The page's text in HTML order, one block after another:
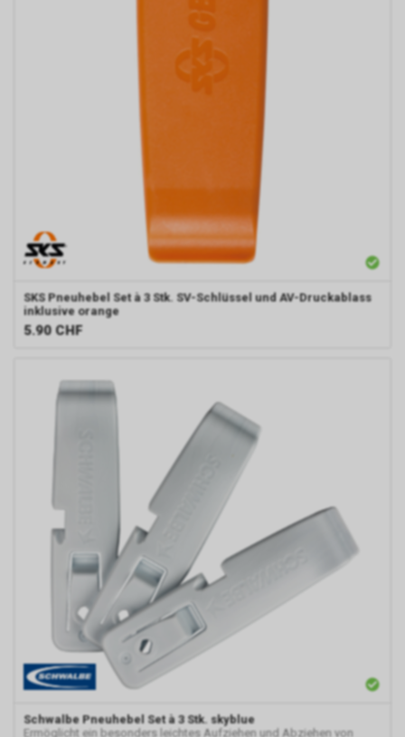
SKS Pneuhebel Set à 3 Stk. SV-Schlüssel und AV-Druckablass
inklusive orange
5.90 CHF
Schwalbe Pneuhebel Set à 3 Stk. skyblue
Ermöglicht ein besonders leichtes Aufziehen und Abziehen von